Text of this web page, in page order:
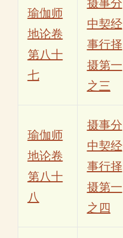
瑜伽师
地论卷
第八十
七
中契经
事行择
摄第一
之三
瑜伽师
地论卷
第八十
八
摄事分
中契经
事行择
摄第一
之四